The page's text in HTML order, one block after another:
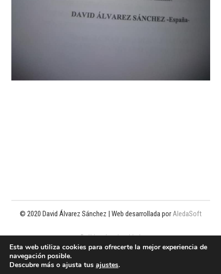
© 2020 David Álvarez Sánchez | Web desarrollada porAledaSoft
Política de privacidad
Esta web utiliza cookies para ofrecerte la mejor experiencia de
navegación posible.
Descubre más o ajusta tus ajustes.